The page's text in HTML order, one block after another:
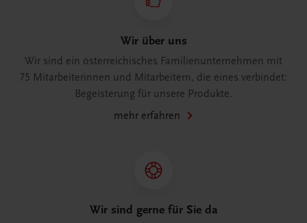
Wir über uns
Wir sind ein österreichisches Familienunternehmen mit
75 Mitarbeiterinnen und Mitarbeitern, die eines verbindet:
Begeisterung für unsere Produkte.
mehr erfahren
Wir sind gerne für Sie da